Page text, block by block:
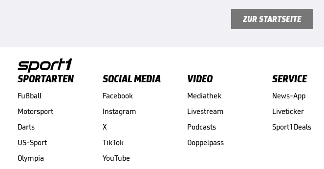
ZUR STARTSEITE
SPORTARTEN
Fußball
Motorsport
Darts
US-Sport
Olympia
SOCIAL MEDIA
Facebook
Instagram
X
TikTok
YouTube
VIDEO
Mediathek
Livestream
Podcasts
Doppelpass
SERVICE
News-App
Liveticker
Sport1 Deals